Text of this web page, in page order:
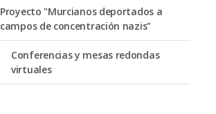
Proyecto "Murcianos deportados a
campos de concentración nazis"
Conferencias y mesas redondas
virtuales